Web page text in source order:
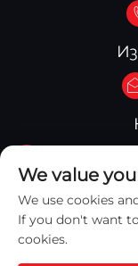
Qinghua
We value
We use cookies
If you don't want
cookies.